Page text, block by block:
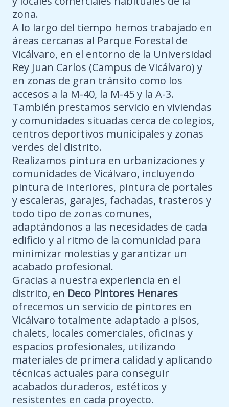
zona.
A lo largo del tiempo hemos trabajado en
áreas cercanas al Parque Forestal de
Vicálvaro, en el entorno de la Universidad
Rey Juan Carlos (Campus de Vicálvaro) y
en zonas de gran tránsito como los
accesos a la M-40, la M-45 y la A-3.
También prestamos servicio en viviendas
y comunidades situadas cerca de colegios,
centros deportivos municipales y zonas
verdes del distrito.
Realizamos pintura en urbanizaciones y
comunidades de Vicálvaro, incluyendo
pintura de interiores, pintura de portales
y escaleras, garajes, fachadas, trasteros y
todo tipo de zonas comunes,
adaptándonos a las necesidades de cada
edificio y al ritmo de la comunidad para
minimizar molestias y garantizar un
acabado profesional.
Gracias a nuestra experiencia en el
distrito, en Deco Pintores Henares
ofrecemos un servicio de pintores en
Vicálvaro totalmente adaptado a pisos,
chalets, locales comerciales, oficinas y
espacios profesionales, utilizando
materiales de primera calidad y aplicando
técnicas actuales para conseguir
acabados duraderos, estéticos y
resistentes en cada proyecto.